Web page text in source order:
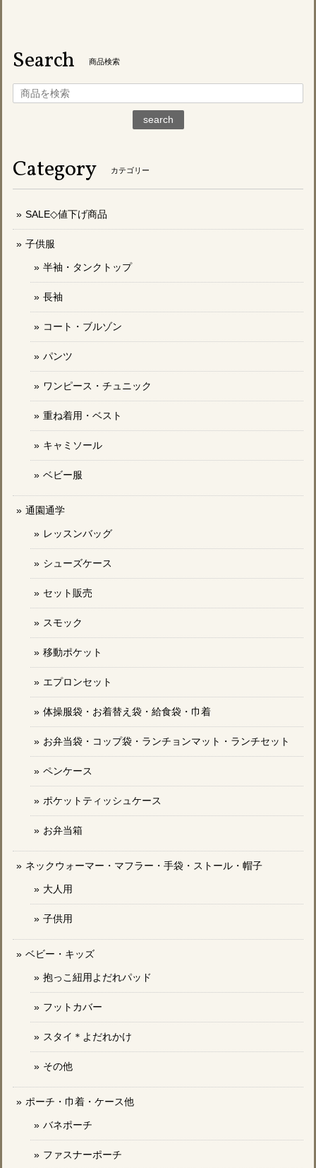
Search 商品検索
search
Category カテゴリー
SALE◇値下げ商品
子供服
半袖・タンクトップ
長袖
コート・ブルゾン
パンツ
ワンピース・チュニック
重ね着用・ベスト
キャミソール
ベビー服
通園通学
レッスンバッグ
シューズケース
セット販売
スモック
移動ポケット
エプロンセット
体操服袋・お着替え袋・給食袋・巾着
お弁当袋・コップ袋・ランチョンマット・ランチセット
ペンケース
ポケットティッシュケース
お弁当箱
ネックウォーマー・マフラー・手袋・ストール・帽子
大人用
子供用
ベビー・キッズ
抱っこ紐用よだれパッド
フットカバー
スタイ＊よだれかけ
その他
ポーチ・巾着・ケース他
バネポーチ
ファスナーポーチ